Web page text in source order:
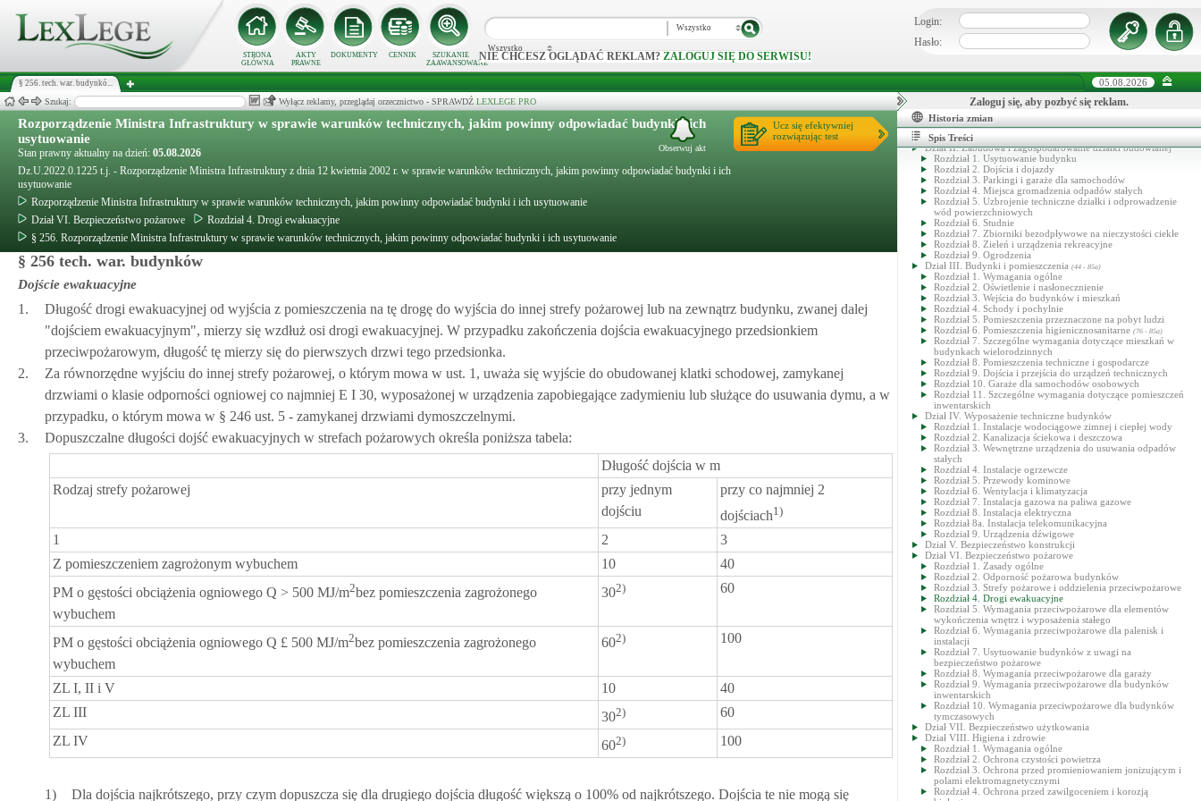
STRONA
GŁÓWNA
AKTY
PRAWNE
DOKUMENTY CENNIK
SZUKANIE
ZAAWANSOWANE
Wszystko
Wszystko
NIE CHCESZ OGLĄDAĆ REKLAM? ZALOGUJ SIĘ DO SERWISU!
Login:
Hasło:
§ 256. tech. war. budynkó... 05.08.2026
Szukaj: Wyłącz reklamy, przeglądaj orzecznictwo - SPRAWDŹ LEXLEGE PRO
Rozporządzenie Ministra Infrastruktury w sprawie warunków technicznych, jakim powinny odpowiadać budynki i ich
usytuowanie
Stan prawny aktualny na dzień: 05.08.2026
Dz.U.2022.0.1225 t.j. - Rozporządzenie Ministra Infrastruktury z dnia 12 kwietnia 2002 r. w sprawie warunków technicznych, jakim powinny odpowiadać budynki i ich
usytuowanie
Rozporządzenie Ministra Infrastruktury w sprawie warunków technicznych, jakim powinny odpowiadać budynki i ich usytuowanie
Dział VI. Bezpieczeństwo pożarowe
Rozdział 4. Drogi ewakuacyjne
§ 256. Rozporządzenie Ministra Infrastruktury w sprawie warunków technicznych, jakim powinny odpowiadać budynki i ich usytuowanie
Ucz się efektywniej
rozwiązując test
Obserwuj akt
§ 256 tech. war. budynków
Dojście ewakuacyjne
1.
Długość drogi ewakuacyjnej od wyjścia z pomieszczenia na tę drogę do wyjścia do innej strefy pożarowej lub na zewnątrz budynku, zwanej dalej
"dojściem ewakuacyjnym", mierzy się wzdłuż osi drogi ewakuacyjnej. W przypadku zakończenia dojścia ewakuacyjnego przedsionkiem
przeciwpożarowym, długość tę mierzy się do pierwszych drzwi tego przedsionka.
2.
Za równorzędne wyjściu do innej strefy pożarowej, o którym mowa w ust. 1, uważa się wyjście do obudowanej klatki schodowej, zamykanej
drzwiami o klasie odporności ogniowej co najmniej E I 30, wyposażonej w urządzenia zapobiegające zadymieniu lub służące do usuwania dymu, a w
przypadku, o którym mowa w § 246 ust. 5 - zamykanej drzwiami dymoszczelnymi.
3.
Dopuszczalne długości dojść ewakuacyjnych w strefach pożarowych określa poniższa tabela:
Długość dojścia w m
Rodzaj strefy pożarowej
przy jednym
dojściu
przy co najmniej 2
dojściach1)
1 2
3
Z pomieszczeniem zagrożonym wybuchem
10
40
PM o gęstości obciążenia ogniowego Q > 500 MJ/m2bez pomieszczenia zagrożonego
wybuchem
302) 60
PM o gęstości obciążenia ogniowego Q £ 500 MJ/m2bez pomieszczenia zagrożonego
wybuchem
602) 100
ZL I, II i V 10
40
ZL III
302)
60
ZL IV
602) 100
1) Dla dojścia najkrótszego, przy czym dopuszcza się dla drugiego dojścia długość większą o 100% od najkrótszego. Dojścia te nie mogą się
Zaloguj się, aby pozbyć się reklam.
Historia zmian
Spis Treści
Rozporządzenie Ministra Infrastruktury w sprawie warunków
technicznych, jakim powinny odpowiadać budynki i ich
usytuowanie
Dział I. Przepisy ogólne
Dział II. Zabudowa i zagospodarowanie działki budowlanej
Rozdział 1. Usytuowanie budynku
Rozdział 2. Dojścia i dojazdy
Rozdział 3. Parkingi i garaże dla samochodów
Rozdział 4. Miejsca gromadzenia odpadów stałych
Rozdział 5. Uzbrojenie techniczne działki i odprowadzenie
wód powierzchniowych
Rozdział 6. Studnie
Rozdział 7. Zbiorniki bezodpływowe na nieczystości ciekłe
Rozdział 8. Zieleń i urządzenia rekreacyjne
Rozdział 9. Ogrodzenia
Dział III. Budynki i pomieszczenia (44 - 85a)
Rozdział 1. Wymagania ogólne
Rozdział 2. Oświetlenie i nasłonecznienie
Rozdział 3. Wejścia do budynków i mieszkań
Rozdział 4. Schody i pochylnie
Rozdział 5. Pomieszczenia przeznaczone na pobyt ludzi
Rozdział 6. Pomieszczenia higienicznosanitarne (76 - 85a)
Rozdział 7. Szczególne wymagania dotyczące mieszkań w
budynkach wielorodzinnych
Rozdział 8. Pomieszczenia techniczne i gospodarcze
Rozdział 9. Dojścia i przejścia do urządzeń technicznych
Rozdział 10. Garaże dla samochodów osobowych
Rozdział 11. Szczególne wymagania dotyczące pomieszczeń
inwentarskich
Dział IV. Wyposażenie techniczne budynków
Rozdział 1. Instalacje wodociągowe zimnej i ciepłej wody
Rozdział 2. Kanalizacja ściekowa i deszczowa
Rozdział 3. Wewnętrzne urządzenia do usuwania odpadów
stałych
Rozdział 4. Instalacje ogrzewcze
Rozdział 5. Przewody kominowe
Rozdział 6. Wentylacja i klimatyzacja
Rozdział 7. Instalacja gazowa na paliwa gazowe
Rozdział 8. Instalacja elektryczna
Rozdział 8a. Instalacja telekomunikacyjna
Rozdział 9. Urządzenia dźwigowe
Dział V. Bezpieczeństwo konstrukcji
Dział VI. Bezpieczeństwo pożarowe
Rozdział 1. Zasady ogólne
Rozdział 2. Odporność pożarowa budynków
Rozdział 3. Strefy pożarowe i oddzielenia przeciwpożarowe
Rozdział 4. Drogi ewakuacyjne
Rozdział 5. Wymagania przeciwpożarowe dla elementów
wykończenia wnętrz i wyposażenia stałego
Rozdział 6. Wymagania przeciwpożarowe dla palenisk i
instalacji
Rozdział 7. Usytuowanie budynków z uwagi na
bezpieczeństwo pożarowe
Rozdział 8. Wymagania przeciwpożarowe dla garaży
Rozdział 9. Wymagania przeciwpożarowe dla budynków
inwentarskich
Rozdział 10. Wymagania przeciwpożarowe dla budynków
tymczasowych
Dział VII. Bezpieczeństwo użytkowania
Dział VIII. Higiena i zdrowie
Rozdział 1. Wymagania ogólne
Rozdział 2. Ochrona czystości powietrza
Rozdział 3. Ochrona przed promieniowaniem jonizującym i
polami elektromagnetycznymi
Rozdział 4. Ochrona przed zawilgoceniem i korozją